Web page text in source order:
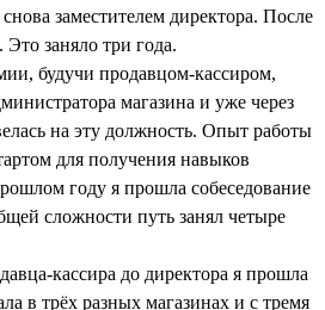
заместителем директора. После
Это заняло три года.
будучи продавцом-кассиром,
магазина и уже через
на эту должность. Опыт работы
для получения навыков
году я прошла собеседование
сложности путь занял четыре
кассира до директора я прошла
в трёх разных магазинах и с тремя